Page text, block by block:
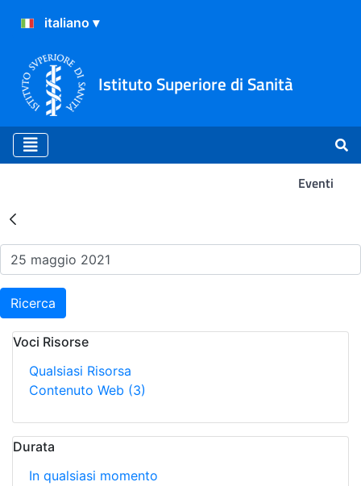
Istituto Superiore di Sanità
Eventi
Risultati della Ricerca -
Ricerca
Voci Risorse
Qualsiasi Risorsa
Contenuto Web (3)
Durata
In qualsiasi momento